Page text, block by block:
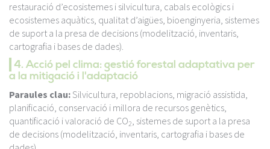
restauració d’ecosistemes i silvicultura, cabals ecològics i
ecosistemes aquàtics, qualitat d’aigües, bioenginyeria, sistemes
de suport a la presa de decisions (modelització, inventaris,
cartografia i bases de dades).
4. Acció pel clima: gestió forestal adaptativa per
a la mitigació i l'adaptació
Paraules clau:Silvicultura, repoblacions, migració assistida,
planificació, conservació i millora de recursos genètics,
quantificació i valoració de CO2, sistemes de suport a la presa
de decisions (modelització, inventaris, cartografia i bases de